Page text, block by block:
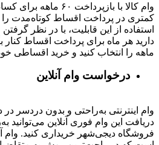
وام کالا با
کمتری در پرداخت اقساط کوتاه‌مدت را
استفاده از این قابلیت، با در نظر
ماهه را انتخاب کنید و خرید اقساطی
درخواست وام آنلاین
وام اینترنتی به‌راحتی و بدون دردسر
دریافت این وام فوری آنلاین می‌توانید
فروشگاه دیجی‌شهر خریداری کنید. وام